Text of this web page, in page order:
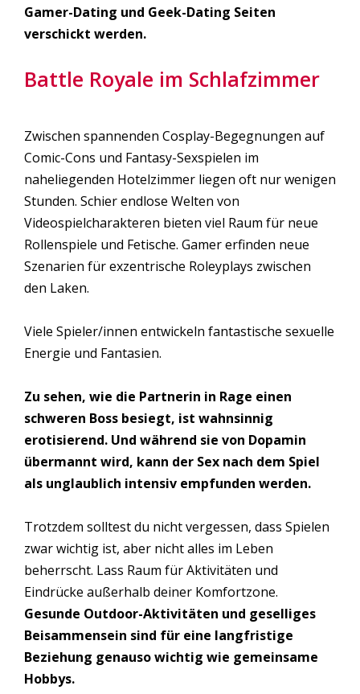
Gamer-Dating und Geek-Dating Seiten
verschickt werden.
Battle Royale im Schlafzimmer
Zwischen spannenden Cosplay-Begegnungen auf
Comic-Cons und Fantasy-Sexspielen im
naheliegenden Hotelzimmer liegen oft nur wenigen
Stunden. Schier endlose Welten von
Videospielcharakteren bieten viel Raum für neue
Rollenspiele und Fetische. Gamer erfinden neue
Szenarien für exzentrische Roleyplays zwischen
den Laken.
Viele Spieler/innen entwickeln fantastische sexuelle
Energie und Fantasien.
Zu sehen, wie die Partnerin in Rage einen
schweren Boss besiegt, ist wahnsinnig
erotisierend. Und während sie von Dopamin
übermannt wird, kann der Sex nach dem Spiel
als unglaublich intensiv empfunden werden.
Trotzdem solltest du nicht vergessen, dass Spielen
zwar wichtig ist, aber nicht alles im Leben
beherrscht. Lass Raum für Aktivitäten und
Eindrücke außerhalb deiner Komfortzone.
Gesunde Outdoor-Aktivitäten und geselliges
Beisammensein sind für eine langfristige
Beziehung genauso wichtig wie gemeinsame
Hobbys.